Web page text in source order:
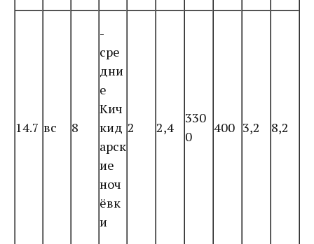
14.7 вс 8
-
сре
дни
е
Кич
кид
арск
ие
ноч
ёвк
и
2 2,4
330
0
400 3,2 8,2